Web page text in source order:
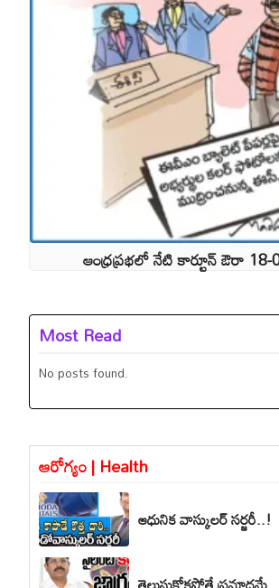
ఆంధ్రప్రభలో నేటి కార్టూన్ ఔరా
Most Read
No posts found.
ఆరోగ్యం | Health
ఆధునిక వాస్కులర్ సర్జరీ..!